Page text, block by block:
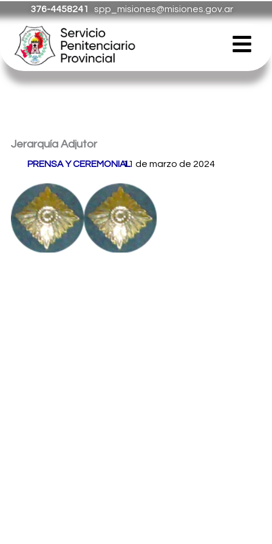
al
contenido
376-4458241 spp_misiones@misiones.gov.ar
Jerarquía Adjutor
PRENSA Y CEREMONIAL /
11 de marzo de 2024